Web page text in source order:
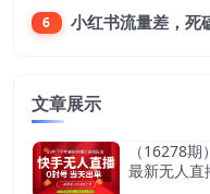
6 小红书流量差，死
文章展示
（16278
最新无人直